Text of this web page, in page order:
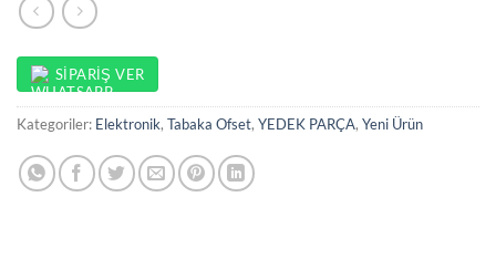
SIPARIŞ VER
Kategoriler: Elektronik, Tabaka Ofset, YEDEK PARÇA, Yeni Ürün